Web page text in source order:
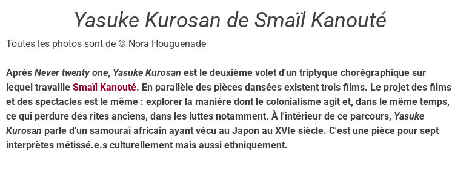
Yasuke Kurosan de Smaïl Kanouté
Toutes les photos sont de © Nora Houguenade
Après Never twenty one, Yasuke Kurosan est le deuxième volet d'un triptyque chorégraphique sur
lequel travaille Smaïl Kanouté. En parallèle des pièces dansées existent trois films. Le projet des films
et des spectacles est le même : explorer la manière dont le colonialisme agit et, dans le même temps,
ce qui perdure des rites anciens, dans les luttes notamment. À l'intérieur de ce parcours, Yasuke
Kurosan parle d'un samouraï africain ayant vécu au Japon au XVIe siècle. C'est une pièce pour sept
interprètes métissé.e.s culturellement mais aussi ethniquement.